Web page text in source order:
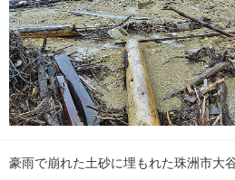
豪雨で崩れた土砂に埋もれた珠洲市大